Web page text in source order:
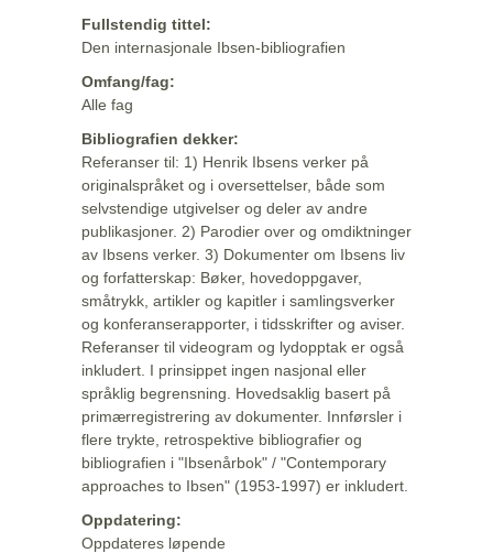
Fullstendig tittel:
Den internasjonale Ibsen-bibliografien
Omfang/fag:
Alle fag
Bibliografien dekker:
Referanser til: 1) Henrik Ibsens verker på
originalspråket og i oversettelser, både som
selvstendige utgivelser og deler av andre
publikasjoner. 2) Parodier over og omdiktninger
av Ibsens verker. 3) Dokumenter om Ibsens liv
og forfatterskap: Bøker, hovedoppgaver,
småtrykk, artikler og kapitler i samlingsverker
og konferanserapporter, i tidsskrifter og aviser.
Referanser til videogram og lydopptak er også
inkludert. I prinsippet ingen nasjonal eller
språklig begrensning. Hovedsaklig basert på
primærregistrering av dokumenter. Innførsler i
flere trykte, retrospektive bibliografier og
bibliografien i "Ibsenårbok" / "Contemporary
approaches to Ibsen" (1953-1997) er inkludert.
Oppdatering:
Oppdateres løpende